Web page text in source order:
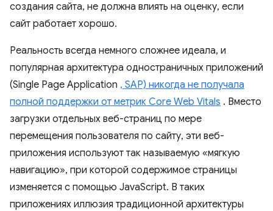
создания сайта, не должна влиять на оценку, если
сайт работает хорошо.
Реальность всегда немного сложнее идеала, и
популярная архитектура одностраничных приложений
(Single Page Application , SAP) никогда не получала
полной поддержки от метрик Core Web Vitals . Вместо
загрузки отдельных веб-страниц по мере
перемещения пользователя по сайту, эти веб-
приложения используют так называемую «мягкую
навигацию», при которой содержимое страницы
изменяется с помощью JavaScript. В таких
приложениях иллюзия традиционной архитектуры